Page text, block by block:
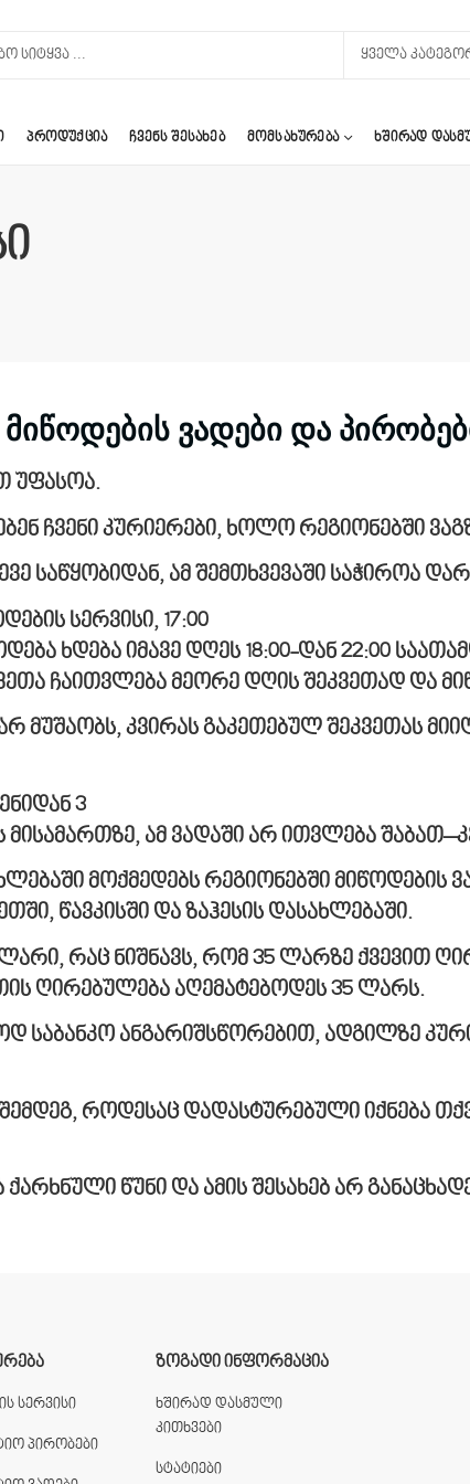
ᲞᲠᲝᲓᲣᲥᲪᲘᲐ ᲩᲕᲔᲜᲡ ᲨᲔᲡᲐᲮᲔᲑ ᲛᲝᲛᲡᲐᲮᲣᲠᲔᲑᲐ ᲮᲨᲘᲠᲐᲓ
მიწოდების ვადები და
უფასოა.
ჩვენი კურიერები, ხოლო რეგიონებში
საწყობიდან, ამ შემთხვევაში საჭიროა
სერვისი, 17:00
ხდება იმავე დღეს 18:00-დან 22:00
ჩაითვლება მეორე დღის შეკვეთად და
მუშაობს, კვირას გაკეთებულ შეკვეთას
3
მისამართზე, ამ ვადაში არ ითვლება შაბათ–
მოქმედებს რეგიონებში მიწოდების
წავკისში და ზაჰესის დასახლებაში.
რაც ნიშნავს, რომ 35 ლარზე ქვევით
ღირებულება აღემატებოდეს 35 ლარს.
საბანკო ანგარიშსწორებით, ადგილზე
, როდესაც დადასტურებული იქნება
ქარხნული წუნი და ამის შესახებ არ
სერვისი
პირობები
ᲖᲝᲒᲐᲓᲘ ᲘᲜᲤᲝᲠᲛᲐᲪᲘᲐ
ხშირად დასმული
კითხვები
სტატიები